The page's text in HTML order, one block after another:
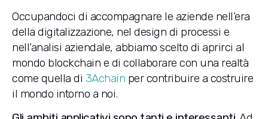
Occupandoci di accompagnare le aziende nell’era
della digitalizzazione, nel design di processi e
nell’analisi aziendale, abbiamo scelto di aprirci al
mondo blockchain e di collaborare con una realtà
come quella di 3Achain per contribuire a costruire
il mondo intorno a noi.